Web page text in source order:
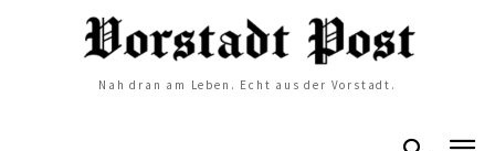
Nah dran am Leben. Echt aus der Vorstadt.